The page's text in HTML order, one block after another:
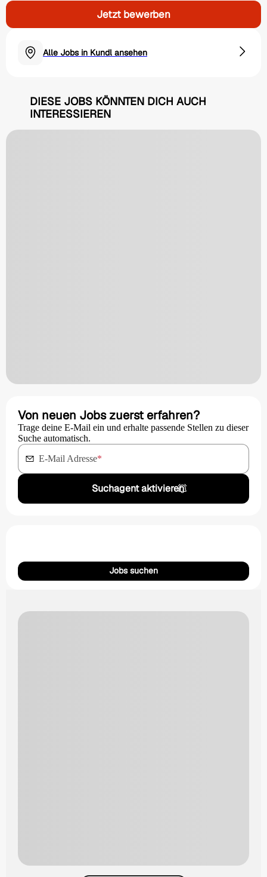
Jetzt bewerben
Alle Jobs in Kundl ansehen
DIESE JOBS KÖNNTEN DICH AUCH
INTERESSIEREN
Von neuen Jobs zuerst erfahren?
Trage deine E-Mail ein und erhalte passende Stellen zu dieser
Suche automatisch.
E-Mail Adresse*
Suchagent aktivieren
Jobs suchen